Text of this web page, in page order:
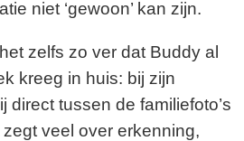
niet ‘gewoon’ kan zijn.
zelfs zo ver dat Buddy al
kreeg in huis: bij zijn
direct tussen de familiefoto’s
veel over erkenning,